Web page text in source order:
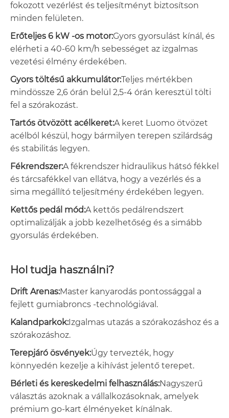
fokozott vezérlést és teljesítményt biztosítson
minden felületen.
Erőteljes 6 kW -os motor:Gyors gyorsulást kínál, és
elérheti a 40-60 km/h sebességet az izgalmas
vezetési élmény érdekében.
Gyors töltésű akkumulátor:Teljes mértékben
mindössze 2,6 órán belül 2,5-4 órán keresztül tölti
fel a szórakozást.
Tartós ötvözött acélkeret:A keret Luomo ötvözet
acélból készül, hogy bármilyen terepen szilárdság
és stabilitás legyen.
Fékrendszer:A fékrendszer hidraulikus hátsó fékkel
és tárcsafékkel van ellátva, hogy a vezérlés és a
sima megállító teljesítmény érdekében legyen.
Kettős pedál mód:A kettős pedálrendszert
optimalizálják a jobb kezelhetőség és a simább
gyorsulás érdekében.
Hol tudja használni?
Drift Arenas:Master kanyarodás pontossággal a
fejlett gumiabroncs -technológiával.
Kalandparkok:Izgalmas utazás a szórakozáshoz és a
szórakozáshoz.
Terepjáró ösvények:Úgy tervezték, hogy
könnyedén kezelje a kihívást jelentő terepet.
Bérleti és kereskedelmi felhasználás:Nagyszerű
választás azoknak a vállalkozásoknak, amelyek
prémium go-kart élményeket kínálnak.